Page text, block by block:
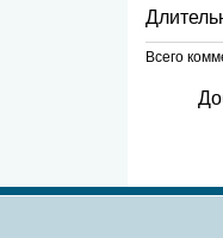
Всего